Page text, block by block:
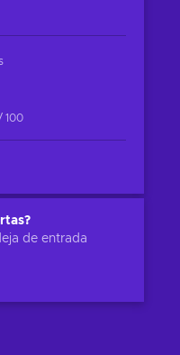
100
de entrada